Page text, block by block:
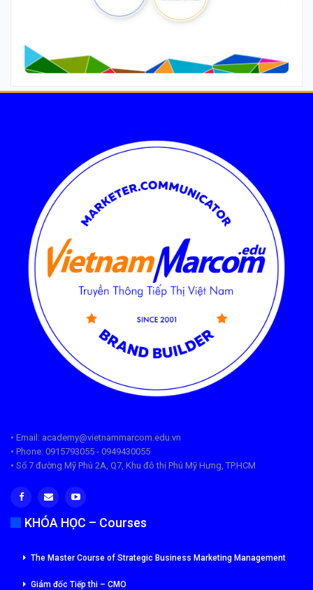
• Email: academy@vietnammarcom.edu.vn
• Phone: 0915793055 - 0949430055
• Số 7 đường Mỹ Phú 2A, Q7, Khu đô thị Phú Mỹ Hưng, TP.HCM
KHÓA HỌC – Courses
The Master Course of Strategic Business Marketing Management
Giám đốc Tiếp thi – CMO